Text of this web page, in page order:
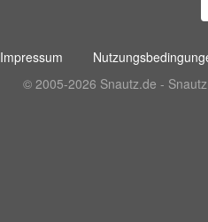
Impressum
© 2005-2026 Snautz.de -